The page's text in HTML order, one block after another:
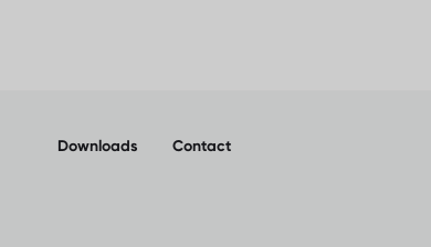
Downloads
Contact